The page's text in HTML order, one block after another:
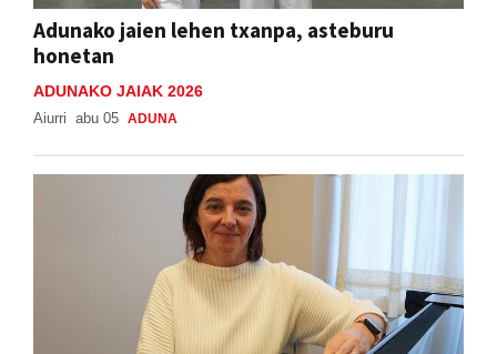
Adunako jaien lehen txanpa, asteburu
honetan
ADUNAKO JAIAK 2026
Aiurri abu 05 ADUNA